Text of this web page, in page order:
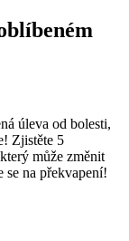
úleva od bolesti,
Zjistěte 5
může změnit
se na překvapení!